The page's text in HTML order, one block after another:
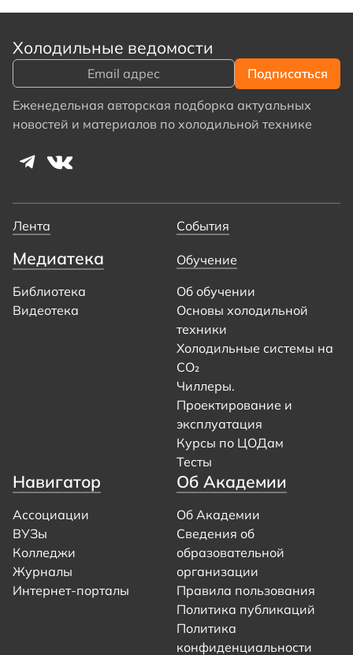
Холодильные ведомости
Еженедельная авторская подборка актуальных
новостей и материалов по холодильной технике
Лента События
Медиатека
Библиотека
Видеотека
Обучение
Об обучении
Основы холодильной
техники
Холодильные системы на
CO₂
Чиллеры.
Проектирование и
эксплуатация
Курсы по ЦОДам
Тесты
Навигатор
Ассоциации
ВУЗы
Колледжи
Журналы
Интернет-порталы
Об Академии
Об Академии
Сведения об
образовательной
организации
Правила пользования
Политика публикаций
Политика
конфиденциальности